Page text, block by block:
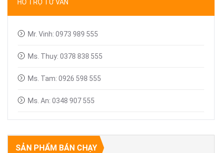
Linh kiện máy chiếu
HỖ TRỢ TƯ VẤN
Mr. Vinh: 0973 989 555
Ms. Thuy: 0378 838 555
Ms. Tam: 0926 598 555
Ms. An: 0348 907 555
SẢN PHẨM BÁN CHẠY